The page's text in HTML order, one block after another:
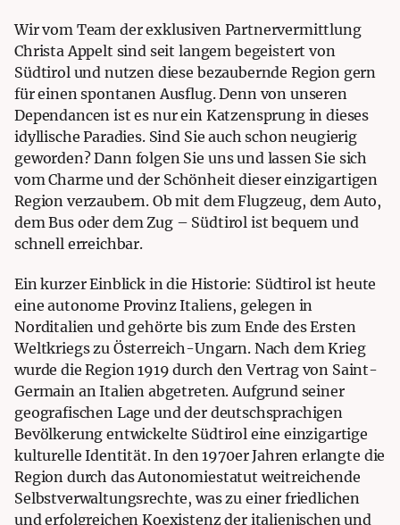
Wir vom Team der exklusiven Partnervermittlung
Christa Appelt sind seit langem begeistert von
Südtirol und nutzen diese bezaubernde Region gern
für einen spontanen Ausflug. Denn von unseren
Dependancen ist es nur ein Katzensprung in dieses
idyllische Paradies. Sind Sie auch schon neugierig
geworden? Dann folgen Sie uns und lassen Sie sich
vom Charme und der Schönheit dieser einzigartigen
Region verzaubern. Ob mit dem Flugzeug, dem Auto,
dem Bus oder dem Zug – Südtirol ist bequem und
schnell erreichbar.
Ein kurzer Einblick in die Historie: Südtirol ist heute
eine autonome Provinz Italiens, gelegen in
Norditalien und gehörte bis zum Ende des Ersten
Weltkriegs zu Österreich-Ungarn. Nach dem Krieg
wurde die Region 1919 durch den Vertrag von Saint-
Germain an Italien abgetreten. Aufgrund seiner
geografischen Lage und der deutschsprachigen
Bevölkerung entwickelte Südtirol eine einzigartige
kulturelle Identität. In den 1970er Jahren erlangte die
Region durch das Autonomiestatut weitreichende
Selbstverwaltungsrechte, was zu einer friedlichen
und erfolgreichen Koexistenz der italienischen und